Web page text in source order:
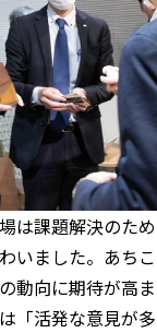
は課題解決のた
いました。あち
動向に期待が高ま
「活発な意見が